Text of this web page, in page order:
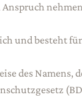
und besteht
des